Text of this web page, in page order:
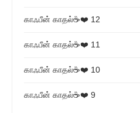
காஃபீன் காதல்☕❤️ 12
காஃபீன் காதல்☕❤️ 11
காஃபீன் காதல்☕❤️ 10
காஃபீன் காதல்☕❤️ 9